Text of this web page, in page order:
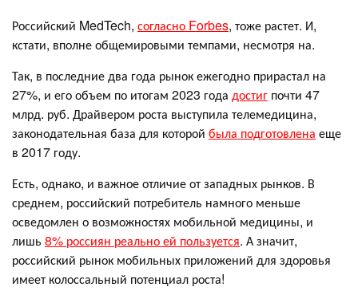
Российский MedTech, согласно Forbes, тоже растет. И,
кстати, вполне общемировыми темпами, несмотря на.
Так, в последние два года рынок ежегодно прирастал на
27%, и его объем по итогам 2023 года достиг почти 47
млрд. руб. Драйвером роста выступила телемедицина,
законодательная база для которой была подготовлена еще
в 2017 году.
Есть, однако, и важное отличие от западных рынков. В
среднем, российский потребитель намного меньше
осведомлен о возможностях мобильной медицины, и
лишь 8% россиян реально ей пользуется. А значит,
российский рынок мобильных приложений для здоровья
имеет колоссальный потенциал роста!